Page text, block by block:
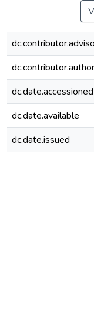
dc.contributor.author
dc.date.accessioned
dc.date.available
dc.date.issued